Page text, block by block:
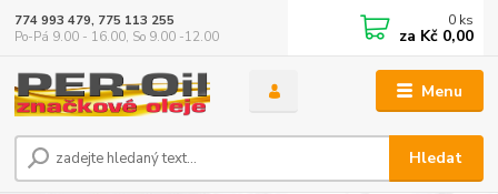
Menu
Hledat
774 993 479, 775 113 255
Po-Pá 9.00 - 16.00, So 9.00 -12.00
0 ks
za Kč 0,00